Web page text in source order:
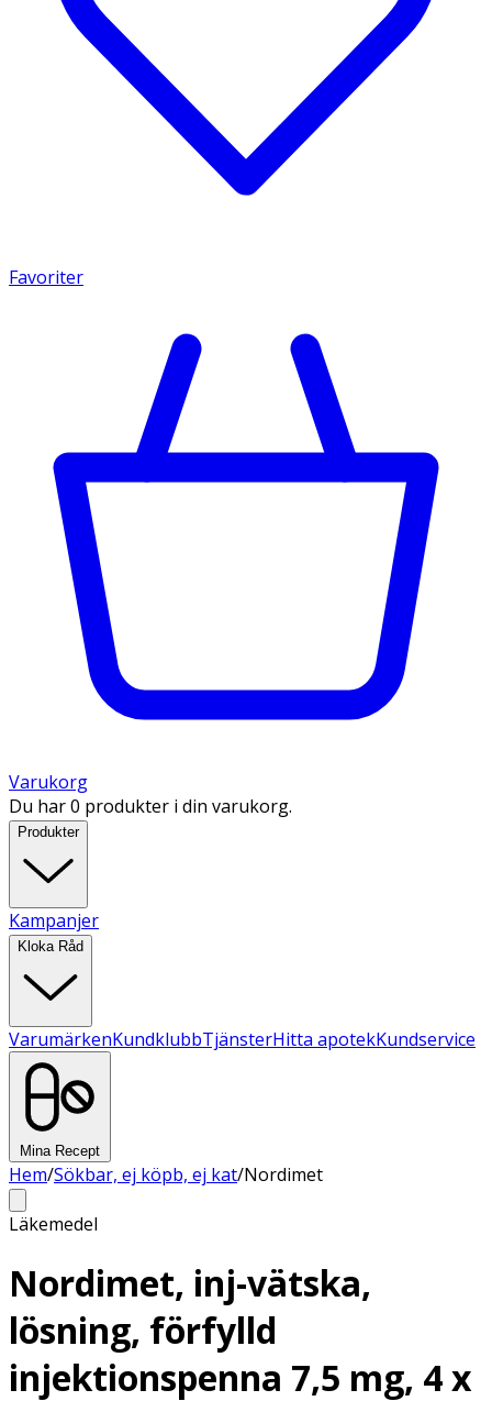
Favoriter
Varukorg
Du har 0 produkter i din varukorg.
Produkter
Kampanjer
Kloka Råd
VarumärkenKundklubbTjänsterHitta apotekKundservice
Mina Recept
Hem/Sökbar, ej köpb, ej kat/Nordimet
Läkemedel
Nordimet, inj-vätska,
lösning, förfylld
injektionspenna 7,5 mg, 4 x